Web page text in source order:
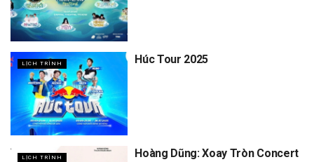
LỊCH TRÌNH Húc Tour 2025
LỊCH TRÌNH Hoàng Dũng: Xoay Tròn Concert